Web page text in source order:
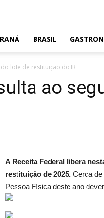
BRASIL
lote de restituição do IR
ao
A Receita Federal libera
restituição de 2025. Cerca de
Pessoa Física deste ano